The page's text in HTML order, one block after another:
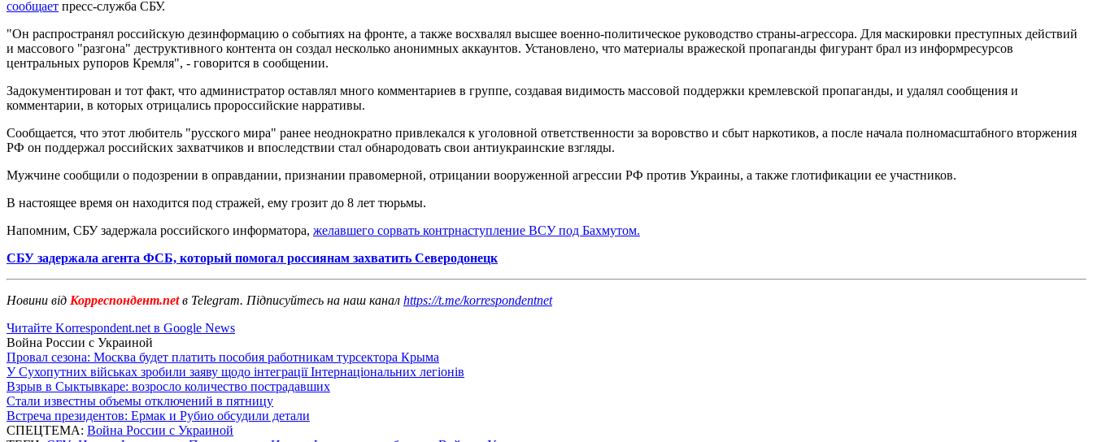
сообщает пресс-служба СБУ.
"Он распространял российскую дезинформацию о событиях на фронте, а также восхвалял высшее военно-политическое руководство страны-агрессора. Для маскировки преступных действий
и массового "разгона" деструктивного контента он создал несколько анонимных аккаунтов. Установлено, что материалы вражеской пропаганды фигурант брал из информресурсов
центральных рупоров Кремля", - говорится в сообщении.
Задокументирован и тот факт, что администратор оставлял много комментариев в группе, создавая видимость массовой поддержки кремлевской пропаганды, и удалял сообщения и
комментарии, в которых отрицались пророссийские нарративы.
Сообщается, что этот любитель "русского мира" ранее неоднократно привлекался к уголовной ответственности за воровство и сбыт наркотиков, а после начала полномасштабного вторжения
РФ он поддержал российских захватчиков и впоследствии стал обнародовать свои антиукраинские взгляды.
Мужчине сообщили о подозрении в оправдании, признании правомерной, отрицании вооруженной агрессии РФ против Украины, а также глотификации ее участников.
В настоящее время он находится под стражей, ему грозит до 8 лет тюрьмы.
Напомним, СБУ задержала российского информатора, желавшего сорвать контрнаступление ВСУ под Бахмутом.
СБУ задержала агента ФСБ, который помогал россиянам захватить Северодонецк
Новини від Корреспондент.netв Telegram. Підписуйтесь на наш канал https://t.me/korrespondentnet
Читайте Korrespondent.net в Google News
Война России с Украиной
Провал сезона: Москва будет платить пособия работникам турсектора Крыма
У Сухопутних військах зробили заяву щодо інтеграції Інтернаціональних легіонів
Взрыв в Сыктывкаре: возросло количество пострадавших
Стали известны объемы отключений в пятницу
Встреча президентов: Ермак и Рубио обсудили детали
СПЕЦТЕМА: Война России с Украиной